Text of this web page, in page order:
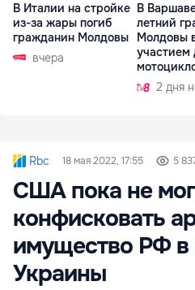
В Италии на стройке
из-за жары погиб
гражданин Молдовы
вчера
В
летний
Молдовы
участием
2 дня
Rbc 18 мая 2022, 17:55 5
США пока не
конфисковать
имущество РФ в
Украины